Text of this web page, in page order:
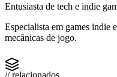
Entusiasta de tech e indie
Especialista em games indie
mecânicas de jogo.
// relacionados